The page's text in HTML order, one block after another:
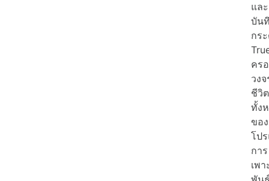
และ
บัน
กร
คร
วงจ
ชีวิต
ทั้ง
ของ
โป
การ
เพา